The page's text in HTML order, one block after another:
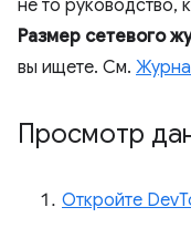
не то руководство,
Размер сетевого
вы ищете. См.
Просмотр
Откройте